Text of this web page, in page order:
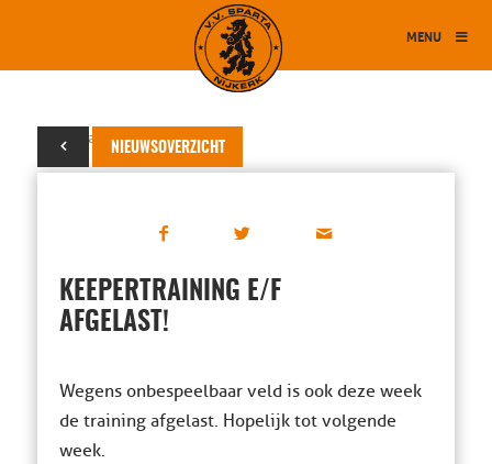
MENU
NIEUWSOVERZICHT
25 januari 2017
KEEPERTRAINING E/F
AFGELAST!
Wegens onbespeelbaar veld is ook deze week
de training afgelast. Hopelijk tot volgende
week.